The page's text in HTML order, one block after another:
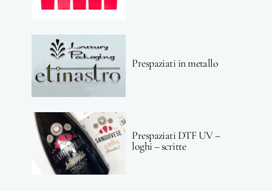
Prespaziati in metallo
Prespaziati DTF UV –
loghi – scritte